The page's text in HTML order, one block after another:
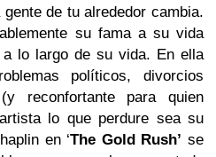
de tu alrededor cambia.
su fama a su vida
lo largo de su vida. En ella
políticos, divorcios
reconfortante para quien
lo que perdure sea su
en ‘The Gold Rush’ se